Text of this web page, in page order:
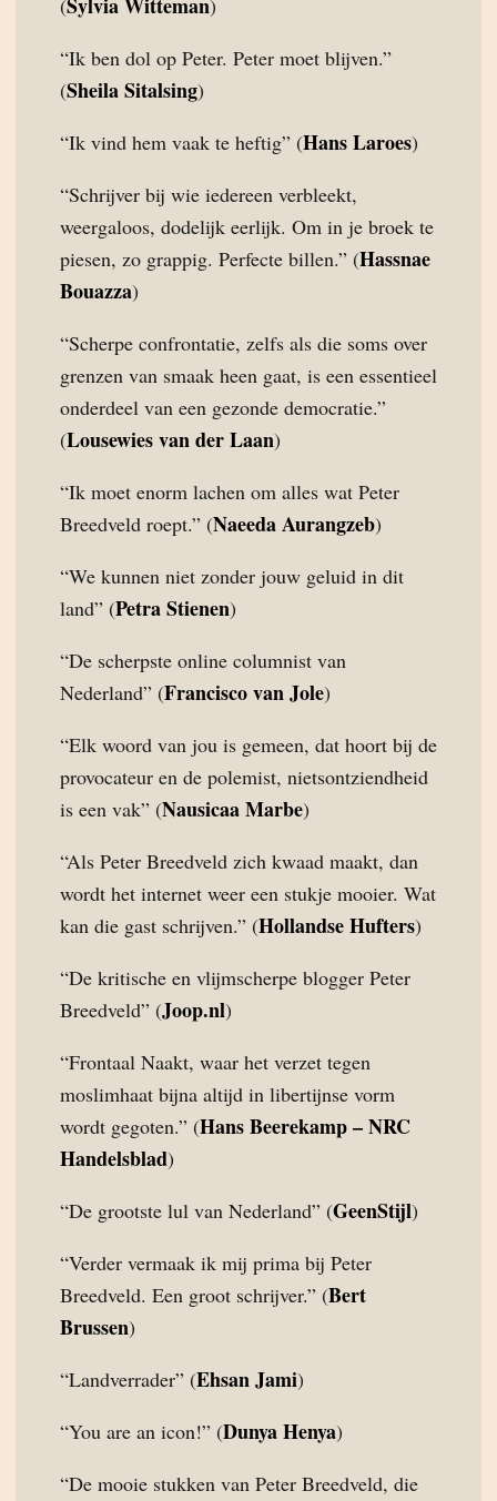
(
)
“Ik ben dol op Peter. Peter moet blijven.”
(Sheila Sitalsing)
“Ik vind hem vaak te heftig” (Hans Laroes)
“Schrijver bij wie iedereen verbleekt,
weergaloos, dodelijk eerlijk. Om in je broek te
piesen, zo grappig. Perfecte billen.” (Hassnae
Bouazza)
“Scherpe confrontatie, zelfs als die soms over
grenzen van smaak heen gaat, is een essentieel
onderdeel van een gezonde democratie.”
(Lousewies van der Laan)
“Ik moet enorm lachen om alles wat Peter
Breedveld roept.” (Naeeda Aurangzeb)
“We kunnen niet zonder jouw geluid in dit
land” (Petra Stienen)
“De scherpste online columnist van
Nederland” (Francisco van Jole)
“Elk woord van jou is gemeen, dat hoort bij de
provocateur en de polemist, nietsontziendheid
is een vak” (Nausicaa Marbe)
“Als Peter Breedveld zich kwaad maakt, dan
wordt het internet weer een stukje mooier. Wat
kan die gast schrijven.” (Hollandse Hufters)
“De kritische en vlijmscherpe blogger Peter
Breedveld” (Joop.nl)
“Frontaal Naakt, waar het verzet tegen
moslimhaat bijna altijd in libertijnse vorm
wordt gegoten.” (Hans Beerekamp – NRC
Handelsblad)
“De grootste lul van Nederland” (GeenStijl)
“Verder vermaak ik mij prima bij Peter
Breedveld. Een groot schrijver.” (Bert
Brussen)
“Landverrader” (Ehsan Jami)
“You are an icon!” (Dunya Henya)
“De mooie stukken van Peter Breedveld, die